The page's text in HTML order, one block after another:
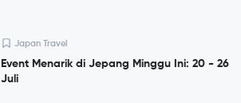
Japan Travel
Event Menarik di Jepang Minggu Ini: 20 - 26
Juli